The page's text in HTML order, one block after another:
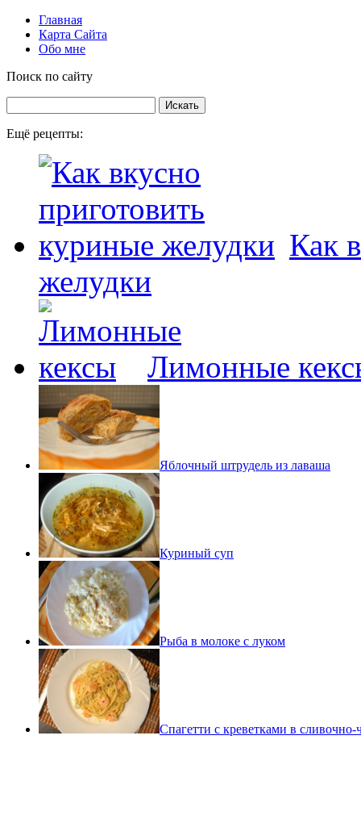
Главная
Карта Сайта
Обо мне
Поиск по сайту
Ещё рецепты:
Как
желудки
Лимонные
Яблочный штрудель из лаваша
Куриный суп
Рыба в молоке с луком
Спагетти с креветками в сливочно-